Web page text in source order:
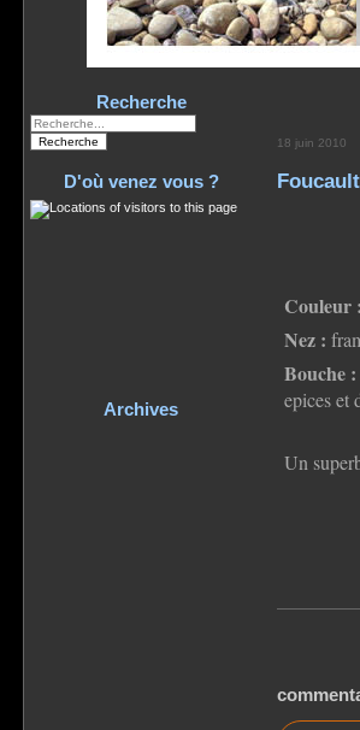
Recherche
D'où venez vous ?
Archives
18 juin 2010
Couleur :
Nez :
Bouche :
epices et
Un